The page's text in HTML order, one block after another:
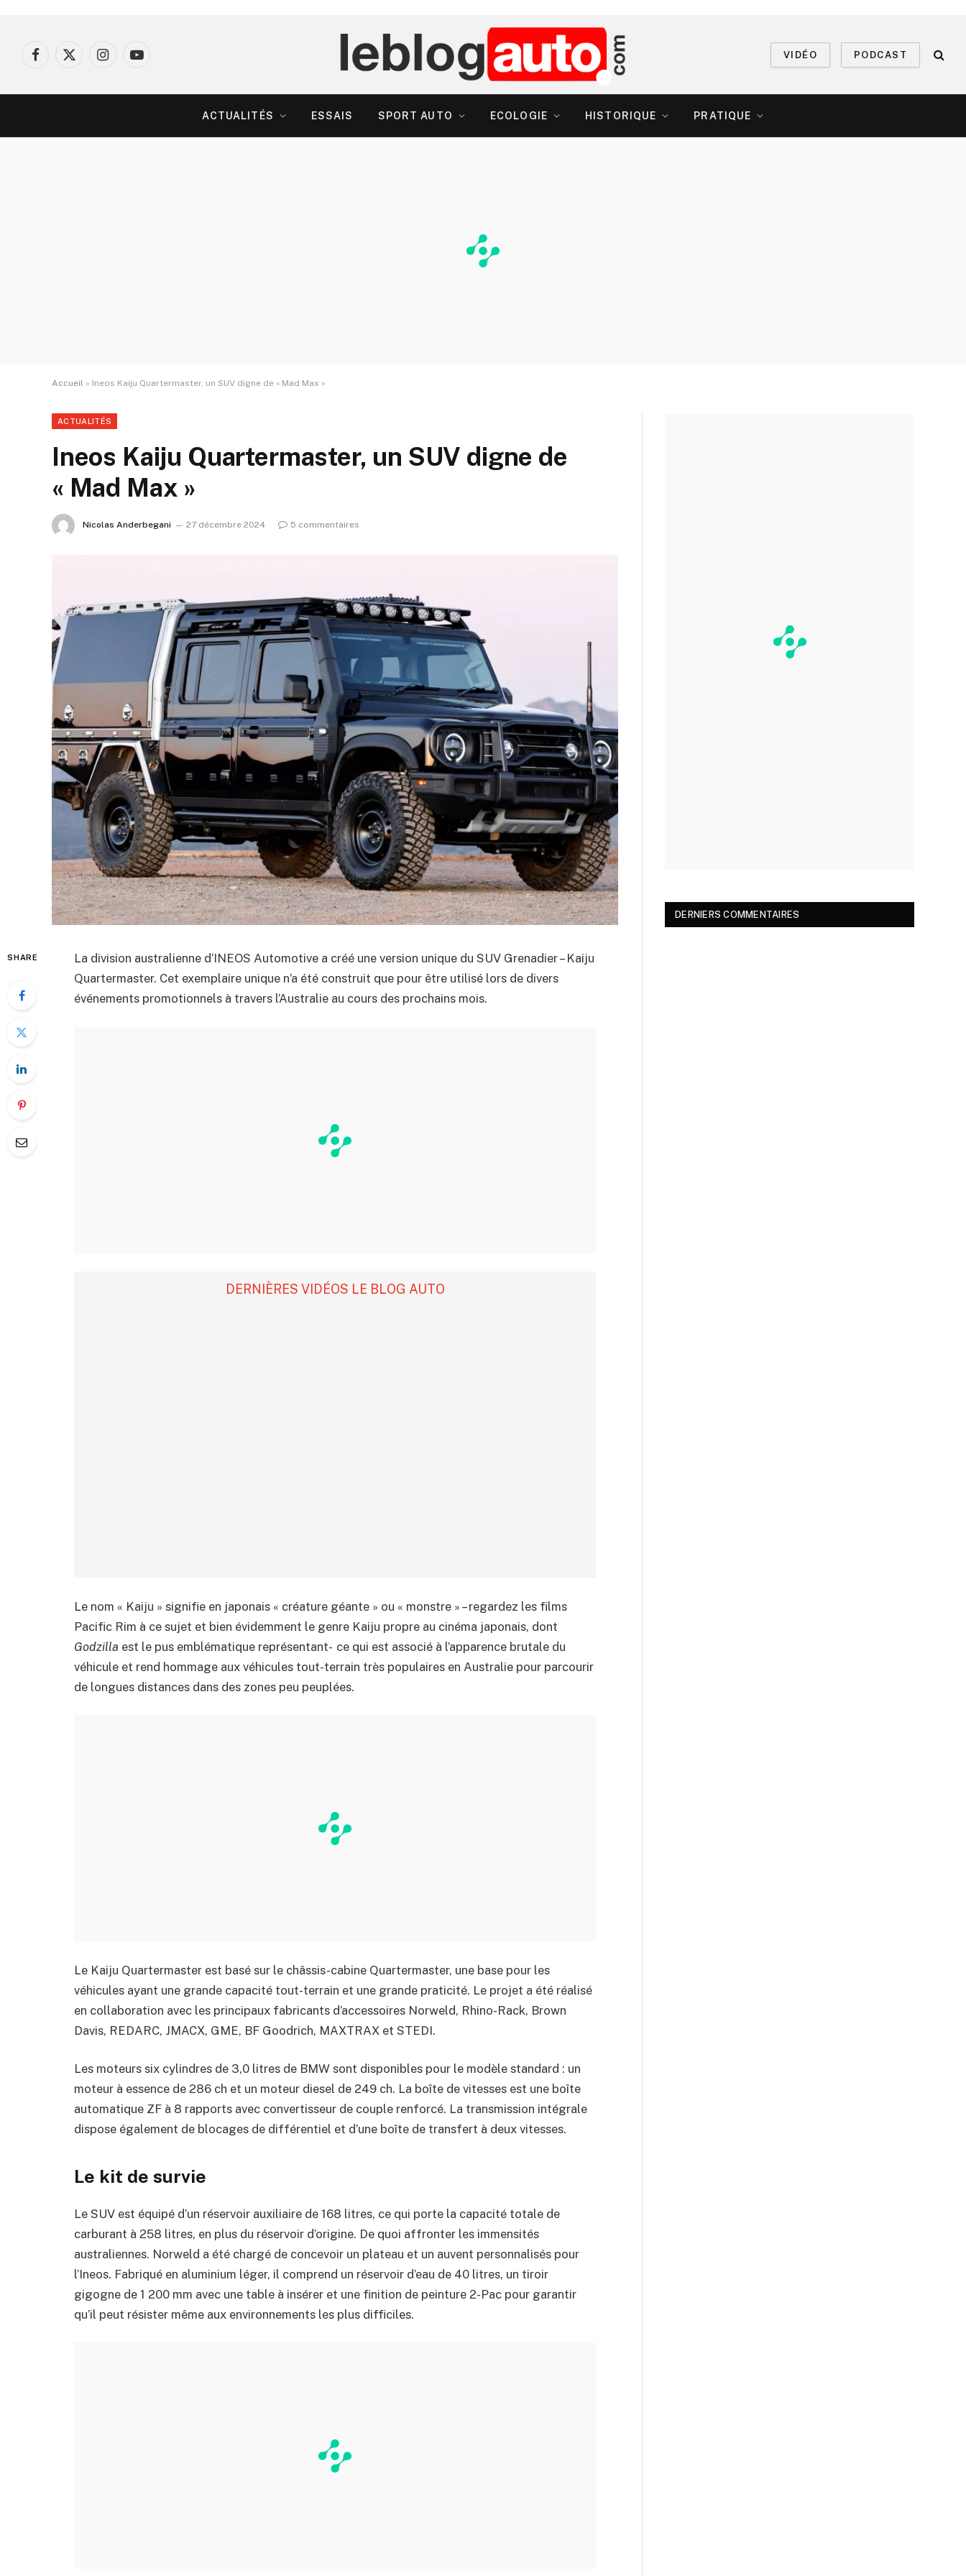
Facebook
X
InstagramYouTube
VIDÉO PODCAST
ACTUALITÉS ESSAIS SPORT AUTO ECOLOGIE HISTORIQUE PRATIQUE
Accueil » Ineos Kaiju Quartermaster, un SUV digne de « Mad Max »
ACTUALITÉS
Ineos Kaiju Quartermaster, un SUV digne de
« Mad Max »
Nicolas Anderbegani 27 décembre 2024 5 commentaires
SHARE
La division australienne d’INEOS Automotive a créé une version unique du SUV Grenadier – Kaiju
Quartermaster. Cet exemplaire unique n’a été construit que pour être utilisé lors de divers
événements promotionnels à travers l’Australie au cours des prochains mois.
DERNIÈRES VIDÉOS LE BLOG AUTO
Le nom « Kaiju » signifie en japonais « créature géante » ou « monstre » – regardez les films
Pacific Rim à ce sujet et bien évidemment le genre Kaiju propre au cinéma japonais, dont
Godzilla est le pus emblématique représentant- ce qui est associé à l’apparence brutale du
véhicule et rend hommage aux véhicules tout-terrain très populaires en Australie pour parcourir
de longues distances dans des zones peu peuplées.
Le Kaiju Quartermaster est basé sur le châssis-cabine Quartermaster, une base pour les
véhicules ayant une grande capacité tout-terrain et une grande praticité. Le projet a été réalisé
en collaboration avec les principaux fabricants d’accessoires Norweld, Rhino-Rack, Brown
Davis, REDARC, JMACX, GME, BF Goodrich, MAXTRAX et STEDI.
Les moteurs six cylindres de 3,0 litres de BMW sont disponibles pour le modèle standard : un
moteur à essence de 286 ch et un moteur diesel de 249 ch. La boîte de vitesses est une boîte
automatique ZF à 8 rapports avec convertisseur de couple renforcé. La transmission intégrale
dispose également de blocages de différentiel et d’une boîte de transfert à deux vitesses.
Le kit de survie
Le SUV est équipé d’un réservoir auxiliaire de 168 litres, ce qui porte la capacité totale de
carburant à 258 litres, en plus du réservoir d’origine. De quoi affronter les immensités
australiennes. Norweld a été chargé de concevoir un plateau et un auvent personnalisés pour
l’Ineos. Fabriqué en aluminium léger, il comprend un réservoir d’eau de 40 litres, un tiroir
gigogne de 1 200 mm avec une table à insérer et une finition de peinture 2-Pac pour garantir
qu’il peut résister même aux environnements les plus difficiles.
DERNIERS COMMENTAIRES